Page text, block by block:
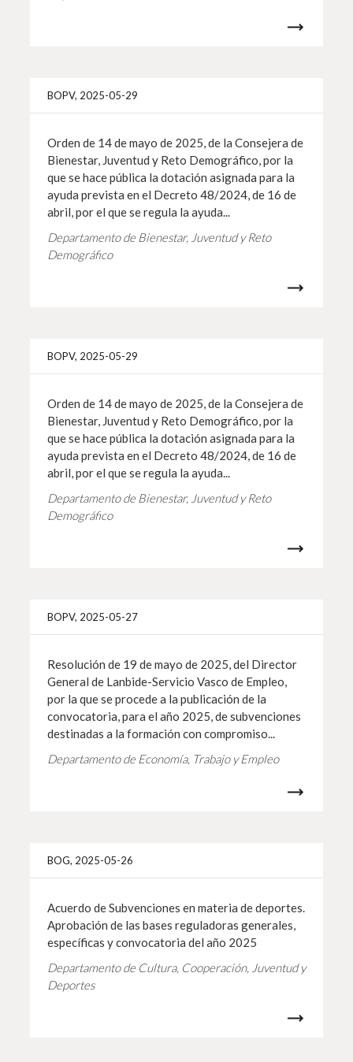
BOPV, 2025-05-29
Orden de 14 de mayo de 2025, de la Consejera de
Bienestar, Juventud y Reto Demográfico, por la
que se hace pública la dotación asignada para la
ayuda prevista en el Decreto 48/2024, de 16 de
abril, por el que se regula la ayuda...
Departamento de Bienestar, Juventud y Reto
Demográfico
BOPV, 2025-05-29
Orden de 14 de mayo de 2025, de la Consejera de
Bienestar, Juventud y Reto Demográfico, por la
que se hace pública la dotación asignada para la
ayuda prevista en el Decreto 48/2024, de 16 de
abril, por el que se regula la ayuda...
Departamento de Bienestar, Juventud y Reto
Demográfico
BOPV, 2025-05-27
Resolución de 19 de mayo de 2025, del Director
General de Lanbide-Servicio Vasco de Empleo,
por la que se procede a la publicación de la
convocatoria, para el año 2025, de subvenciones
destinadas a la formación con compromiso...
Departamento de Economía, Trabajo y Empleo
BOG, 2025-05-26
Acuerdo de Subvenciones en materia de deportes.
Aprobación de las bases reguladoras generales,
específicas y convocatoria del año 2025
Departamento de Cultura, Cooperación, Juventud y
Deportes